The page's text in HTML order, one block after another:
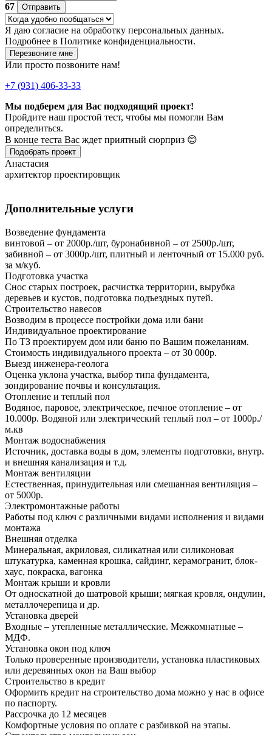
67
Отправить
Я даю согласие на обработку персональных данных.
Подробнее в Политике конфиденциальности.
Перезвоните мне
Или просто позвоните нам!
+7 (931) 406-33-33
Мы подберем для Вас подходящий проект!
Пройдите наш простой тест, чтобы мы помогли Вам
определиться.
В конце теста Вас ждет приятный сюрприз 😊
Подобрать проект
Анастасия
архитектор проектировщик
Дополнительные услуги
Возведение фундамента
винтовой – от 2000р./шт, буронабивной – от 2500р./шт,
забивной – от 3000р./шт, плитный и ленточный от 15.000 руб.
за м/куб.
Подготовка участка
Снос старых построек, расчистка территории, вырубка
деревьев и кустов, подготовка подъездных путей.
Строительство навесов
Возводим в процессе постройки дома или бани
Индивидуальное проектирование
По ТЗ проектируем дом или баню по Вашим пожеланиям.
Стоимость индивидуального проекта – от 30 000р.
Выезд инженера-геолога
Оценка уклона участка, выбор типа фундамента,
зондирование почвы и консультация.
Отопление и теплый пол
Водяное, паровое, электрическое, печное отопление – от
10.000р. Водяной или электрический теплый пол – от 1000р./
м.кв
Монтаж водоснабжения
Источник, доставка воды в дом, элементы подготовки, внутр.
и внешняя канализация и т.д.
Монтаж вентиляции
Естественная, принудительная или смешанная вентиляция –
от 5000р.
Электромонтажные работы
Работы под ключ с различными видами исполнения и видами
монтажа
Внешняя отделка
Минеральная, акриловая, силикатная или силиконовая
штукатурка, каменная крошка, сайдинг, керамогранит, блок-
хаус, покраска, вагонка
Монтаж крыши и кровли
От односкатной до шатровой крыши; мягкая кровля, ондулин,
металлочерепица и др.
Установка дверей
Входные – утепленные металлические. Межкомнатные –
МДФ.
Установка окон под ключ
Только проверенные производители, установка пластиковых
или деревянных окон на Ваш выбор
Строительство в кредит
Оформить кредит на строительство дома можно у нас в офисе
по паспорту.
Рассрочка до 12 месяцев
Комфортные условия по оплате с разбивкой на этапы.